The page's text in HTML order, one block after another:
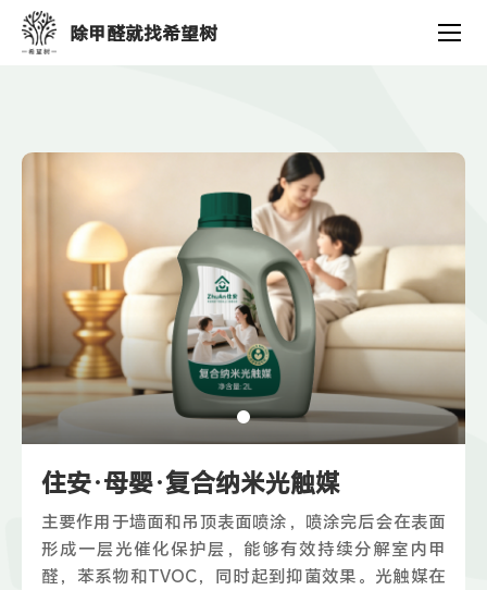
除甲醛就找希望树
住安·母婴·复合纳米光触媒
主要作用于墙面和吊顶表面喷涂，喷涂完后会在表面
形成一层光催化保护层，能够有效持续分解室内甲
醛，苯系物和TVOC，同时起到抑菌效果。光触媒在